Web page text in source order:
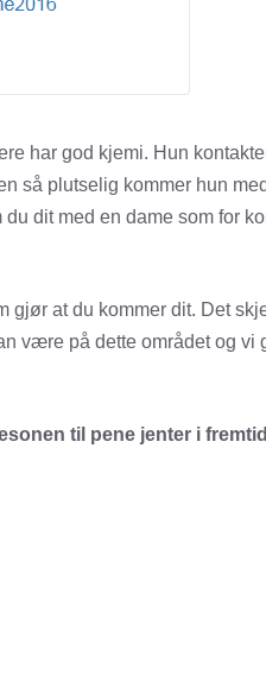
har god kjemi. Hun
så plutselig kommer hun
dit med en dame som for
gjør at du kommer dit. Det
være på dette området og vi
til pene jenter i